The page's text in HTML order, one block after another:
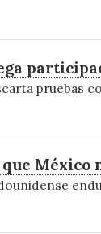
pruebas
México